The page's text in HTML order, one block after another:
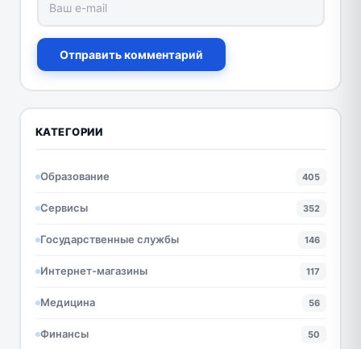
Отправить комментарий
КАТЕГОРИИ
Образование 405
Сервисы 352
Государственные службы 146
Интернет-магазины 117
Медицина 56
Финансы 50